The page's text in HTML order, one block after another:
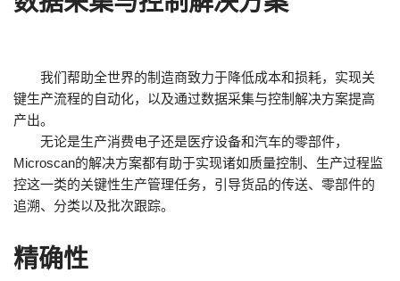
我们帮助全世界的制造商致力于降低成本和损耗，实现关
键生产流程的自动化，以及通过数据采集与控制解决方案提高
产出。
无论是生产消费电子还是医疗设备和汽车的零部件，
Microscan的解决方案都有助于实现诸如质量控制、生产过程监
控这一类的关键性生产管理任务，引导货品的传送、零部件的
追溯、分类以及批次跟踪。
精确性